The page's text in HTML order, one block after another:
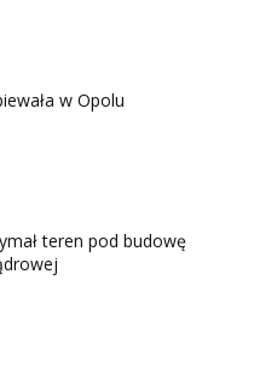
w Opolu
teren pod budowę